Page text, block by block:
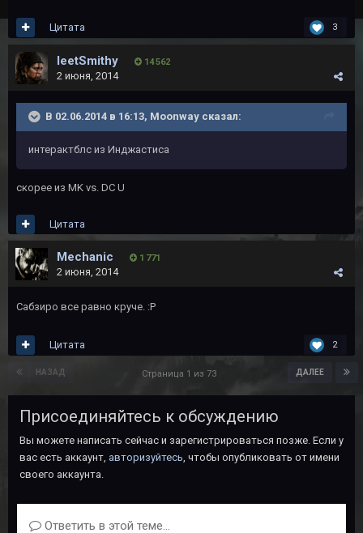
3
Цитата
leetSmithy 14 562
2 июня, 2014
В 02.06.2014 в 16:13, Moonway сказал:
интерактблс из Инджастиса
скорее из MK vs. DC U
Цитата
Mechanic 1 771
2 июня, 2014
Сабзиро все равно круче. :P
2
Цитата
НАЗАД ДАЛЕЕ
Страница 1 из 73
Присоединяйтесь к обсуждению
Вы можете написать сейчас и зарегистрироваться позже. Если у
вас есть аккаунт, авторизуйтесь, чтобы опубликовать от имени
своего аккаунта.
Ответить в этой теме...